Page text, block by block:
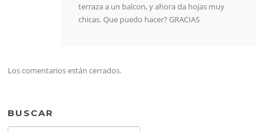
terraza a un balcon, y ahora da hojas muy
chicas. Que puedo hacer? GRACIAS
Los comentarios están cerrados.
BUSCAR